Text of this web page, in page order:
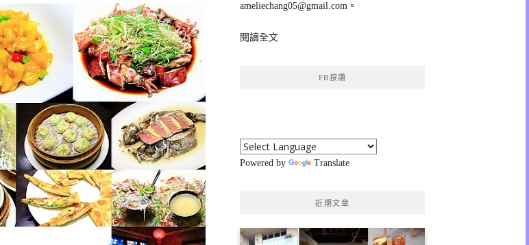
ameliechang05@gmail.com。
閱讀全文
FB按讚
Powered by Translate
近期文章